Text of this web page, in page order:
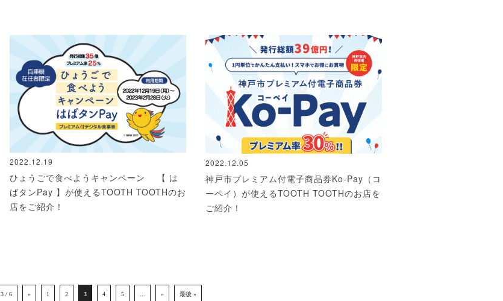
2022.12.19
ひょうごで食べようキャンペーン 【 は
ばタンPay 】が使えるTOOTH TOOTHのお
店をご紹介！
2022.12.05
神戸市プレミアム付電子商品券Ko-Pay（コ
ーペイ）が使えるTOOTH TOOTHのお店を
ご紹介！
3 / 6 « 1 2 3 4 5 ... » 最後 »